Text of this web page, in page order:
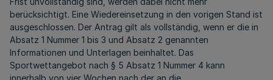
berücksichtigt. Eine Wiedereinsetzung in den vorigen Stand ist
ausgeschlossen. Der Antrag gilt als vollständig, wenn er die in
Absatz 1 Nummer 1 bis 3 und Absatz 2 genannten
Informationen und Unterlagen beinhaltet. Das
Sportwettangebot nach § 5 Absatz 1 Nummer 4 kann
innerhalb von vier Wochen nach der an die